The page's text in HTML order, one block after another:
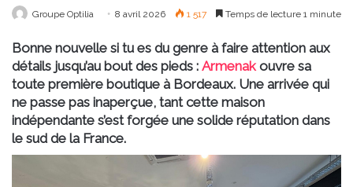
Groupe Optilia 8 avril 2026 1 517 Temps de lecture 1 minute
Bonne nouvelle si tu es du genre à faire attention aux
détails jusqu’au bout des pieds : Armenakouvre sa
toute première boutique à Bordeaux. Une arrivée qui
ne passe pas inaperçue, tant cette maison
indépendante s’est forgée une solide réputation dans
le sud de la France.